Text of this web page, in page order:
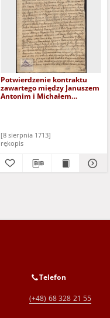
Potwierdzenie kontraktu
zawartego między Januszem
Antonim i Michałem
sprawach majątkowych
[8 sierpnia 1713]
rękopis
Telefon
(+48) 68 328 21 55